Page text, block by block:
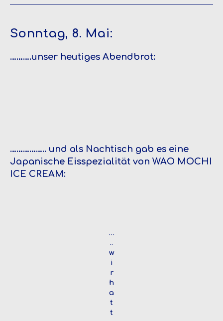
Sonntag, 8. Mai:
……….unser heutiges Abendbrot:
…………….. und als Nachtisch gab es eine
Japanische Eisspezialität von WAO MOCHI
ICE CREAM:
…
..
w
i
r
h
a
t
t